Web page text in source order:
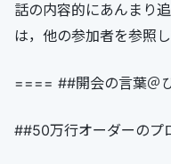
話の内容的にあんまり
は，他の参加者を参照
==== ##開会の言葉＠
##50万行オーダーのプ